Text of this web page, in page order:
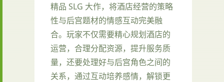
精品 SLG 大作，将酒店经营的策略
性与后宫题材的情感互动完美融
合。玩家不仅需要精心规划酒店的
运营，合理分配资源，提升服务质
量，还要处理好与后宫角色之间的
关系，通过互动培养感情，解锁更